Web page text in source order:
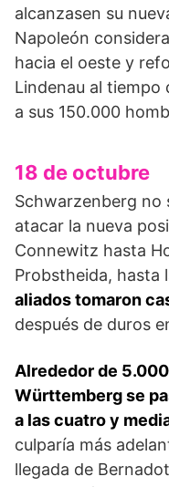
alcanzasen su
Napoleón
hacia el oeste y
Lindenau al tiempo
a sus 150.000
18 de octubre
Schwarzenberg no
ata­car la nueva
Connewitz hasta
Probstheida, hasta
aliados tomaron
después de duros
Alrededor de
Württemberg se
a las cuatro y
culparía más
llegada de